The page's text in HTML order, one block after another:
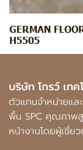
GERMAN
H5505
บริษัท โกรว์ เท
ตัวแทนจำหน่ายแล
พื้น SPC คุณภาพสู
หน้างานโดยผู้เชี่